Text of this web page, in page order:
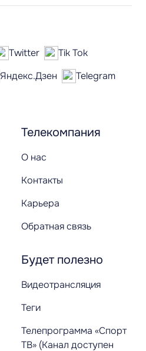
Телекомпания
О нас
Контакты
Карьера
Обратная связь
Будет полезно
Видеотрансляция
Теги
Телепрограмма «Спорт
ТВ» (Канал доступен
Twitter
Tik Tok
Яндекс.Дзен
Telegram